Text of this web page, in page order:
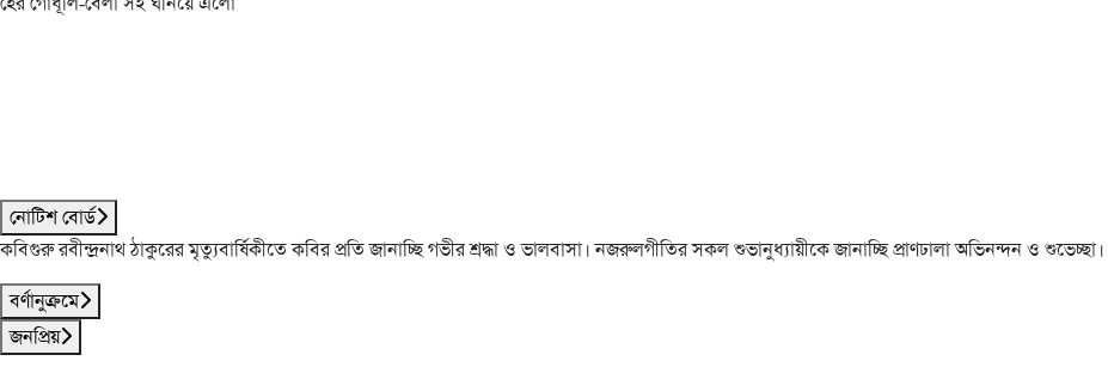
নোটিশ বোর্ড
কবিগুরু রবীন্দ্রনাথ ঠাকুরের মৃত্যুবার্ষিকীতে কবির প্রতি জানাচ্ছি গভীর শ্রদ্ধা ও ভালবাসা। নজরুলগীতির সকল শুভানুধ্যায়ীকে জানাচ্ছি প্রাণঢালা অভিনন্দন ও শুভেচ্ছা।
বর্ণানুক্রমে
জনপ্রিয়